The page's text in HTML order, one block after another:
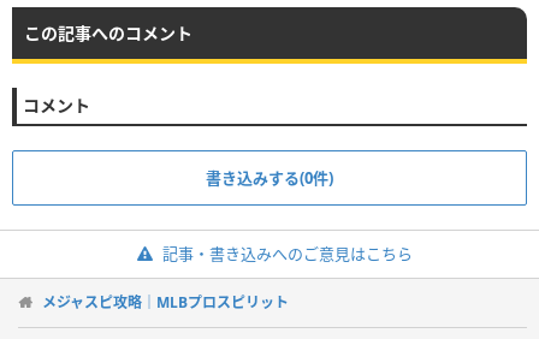
この記事へのコメント
コメント
書き込みする(0件)
記事・書き込みへのご意見はこちら
メジャスピ攻略｜MLBプロスピリット